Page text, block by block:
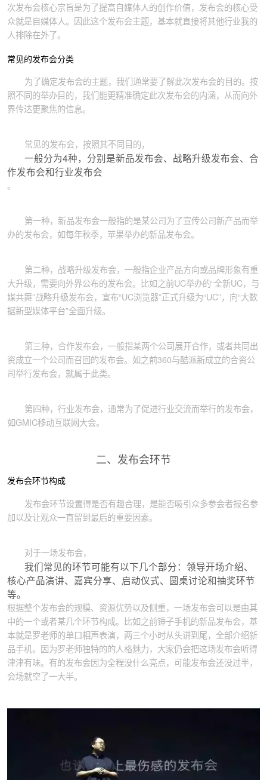
次发布会核心宗旨是为了提高自媒体人的创作价值，发布会的核心受
众就是自媒体人。因此这个发布会主题，基本就直接将其他行业我的
人排除在外了。
常见的发布会分类
为了确定发布会的主题，我们通常要了解此次发布会的目的。按
照不同的举办目的，我们能更精准确定此次发布会的内涵，从而向外
界传达更聚焦的信息。
常见的发布会，按照其不同目的，
一般分为4种，分别是新品发布会、战略升级发布会、合
作发布会和行业发布会
。
第一种，新品发布会一般指的是某公司为了宣传公司新产品而举
办的发布会，如每年秋季，苹果举办的新品发布会。
第二种，战略升级发布会，一般指企业产品方向或品牌形象有重
大升级，需要向外界公布的发布会。比如之前UC举办的“全新UC，与
媒共舞”战略升级发布会，宣布“UC浏览器”正式升级为“UC”，向“大数
据新型媒体平台”全面升级。
第三种，合作发布会，一般指某两个公司展开合作，或者共同出
资成立一个公司而召回的发布会。如之前360与酷派新成立的合资公
司举行发布会，就属于此类。
第四种，行业发布会，通常为了促进行业交流而举行的发布会，
如GMIC移动互联网大会。
二、发布会环节
发布会环节构成
发布会环节设置得是否有趣合理，是能否吸引众多参会者报名参
加以及让观众一直留到最后的重要因素。
对于一场发布会，
我们常见的环节可能有以下几个部分：领导开场介绍、
核心产品演讲、嘉宾分享、启动仪式、圆桌讨论和抽奖环节
等。
根据整个发布会的规模、资源优势以及侧重，一场发布会可以是由其
中的一个或者某几个环节构成。比如之前锤子手机的新品发布会，基
本就是罗老师的单口相声表演，两三个小时从头讲到尾，全部介绍新
品手机。因为罗老师独特的的人格魅力，大家仍会把这场发布会听得
津津有味。有的发布会因为全程没什么亮点，可能发布会还没过半，
会场就空了一大半。